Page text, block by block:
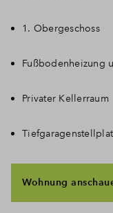
1. Obergeschoss
Fußbodenheizung
Privater Kellerraum
Wohnung